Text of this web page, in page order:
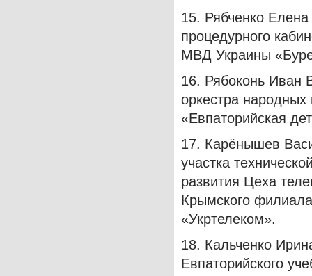
15. Рябченко
процедурного
МВД Украины
16. Рябоконь Иван
оркестра народных
«Евпаторийская
17. Карёнышев
участка
развития Цеха
Крымского
«Укртелеком».
18. Кальченко
Евпаторийского